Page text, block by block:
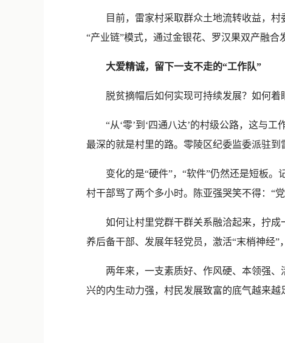
目前，雷家村采取群众土地流转收益，村
“产业链”模式，通过金银花、罗汉果双产融合
大爱精诚，留下一支不走的“工作队”
脱贫摘帽后如何实现可持续发展？如何着
“从‘零’到‘四通八达’的村级公路，这与工
最深的就是村里的路。零陵区纪委监委派驻到
变化的是“硬件”，“软件”仍然还是短板。
村干部骂了两个多小时。陈亚强哭笑不得：“
如何让村里党群干群关系融洽起来，拧成
养后备干部、发展年轻党员，激活“末梢神经”
两年来，一支素质好、作风硬、本领强、
兴的内生动力强，村民发展致富的底气越来越